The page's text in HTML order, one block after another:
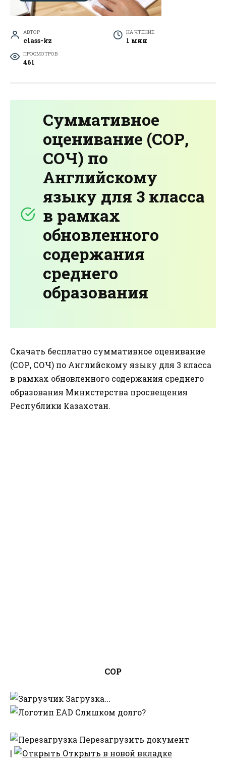
АВТОР
class-kz
НА ЧТЕНИЕ
1 мин
ПРОСМОТРОВ
461
Суммативное
оценивание (СОР,
СОЧ) по
Английскому
языку для 3 класса
в рамках
обновленного
содержания
среднего
образования
Скачать бесплатно суммативное оценивание
(СОР, СОЧ) по Английскому языку для 3 класса
в рамках обновленного содержания среднего
образования Министерства просвещения
Республики Казахстан.
СОР
Загрузка...
Слишком долго?
Перезагрузить документ
|
Открыть в новой вкладке